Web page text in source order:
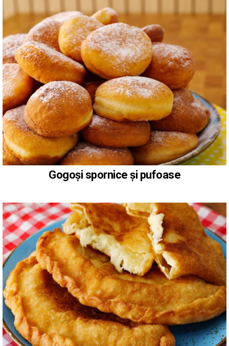
Gogoși spornice și pufoase